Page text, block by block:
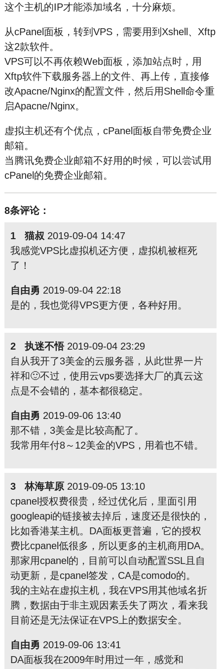
这个主机的IP才能添加域名，十分麻烦。
从cPanel面板，转到VPS，需要用到Xshell、Xftp
这2款软件。
VPS可以不再依赖Web面板，添加站点时，用
Xftp软件下载服务器上的文件、再上传，直接修
改Apacne/Nginx的配置文件，然后用Shell命令重
启Apacne/Nginx。
虚拟主机还有个优点，cPanel面板自带免费企业
邮箱。
当腾讯免费企业邮箱不好用的时候，可以尝试用
cPanel的免费企业邮箱。
8条评论：
1 猫叔 2019-09-04 14:47
我感觉VPS比虚拟机还方便，虚拟机被框死
了！
自由勇 2019-09-04 22:18
是的，我也觉得VPS更方便，各种好用。
2 执迷不悟2019-09-04 23:29
自从我开了3美金的云服务器，从此世界一片
祥和🙂不过，使用云vps要选择大厂的真云这
点是不会错的，基本都很稳定。
自由勇 2019-09-06 13:40
那不错，3美金是比较高配了。
我常用年付8～12美金的VPS，用着也不错。
3 林海草原2019-09-05 13:10
cpanel授权费很贵，经过优化后，里面引用
googleapi的链接被去掉后，速度还是很快的，
比如香港某主机。DA面板更普遍，它的授权
费比cpanel低很多，所以更多的主机商用DA。
那家用cpanel的，目前可以自动配置SSL且自
动更新，是cpanel签发，CA是comodo的。
我的主站在虚拟主机，我在VPS用其他域名折
腾，数据由于非主观因素丢失了两次，看来我
目前还是无法保证在VPS上的数据安全。
自由勇 2019-09-06 13:41
DA面板我在2009年时用过一年，感觉和